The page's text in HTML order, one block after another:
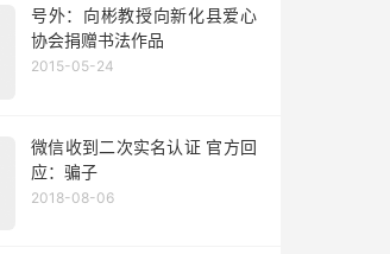
号外：向彬教授向新化县爱心
协会捐赠书法作品
2015-05-24
微信收到二次实名认证 官方回
应：骗子
2018-08-06